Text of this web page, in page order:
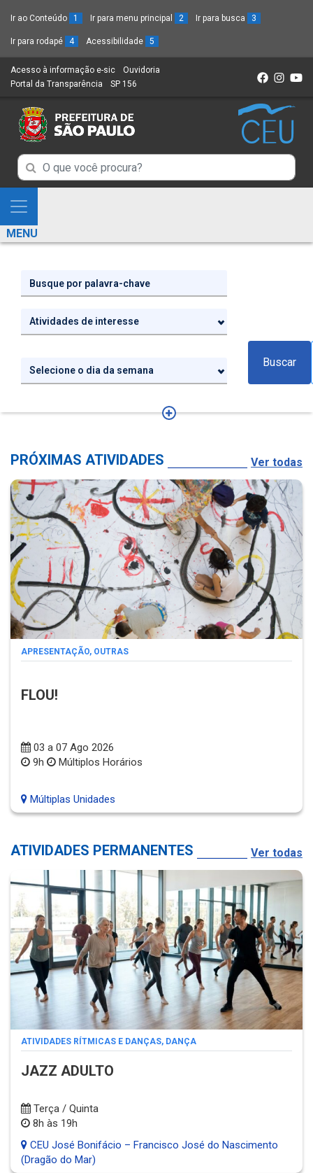
Ir ao Conteúdo 1 Ir para menu principal 2 Ir para busca 3
Ir para rodapé 4 Acessibilidade 5
Acesso à informação e-sic (Link
para
novo
sítio)
Ouvidoria
Portal da Transparência (Link
um
novo
SP 156
Campo
de
Busca
de
Campo
de
de
informações
Mostra
e
Esconde
Menu
MENU
Atividades de interesse
Selecione o dia da semana
Buscar
PRÓXIMAS ATIVIDADES Ver todas
APRESENTAÇÃO, OUTRAS
FLOU!
03 a 07 Ago 2026
9h
Múltiplos Horários
Múltiplas Unidades
ATIVIDADES PERMANENTES Ver todas
ATIVIDADES RÍTMICAS E DANÇAS, DANÇA
JAZZ ADULTO
Terça / Quinta
8h às 19h
CEU José Bonifácio – Francisco José do Nascimento
(Dragão do Mar)